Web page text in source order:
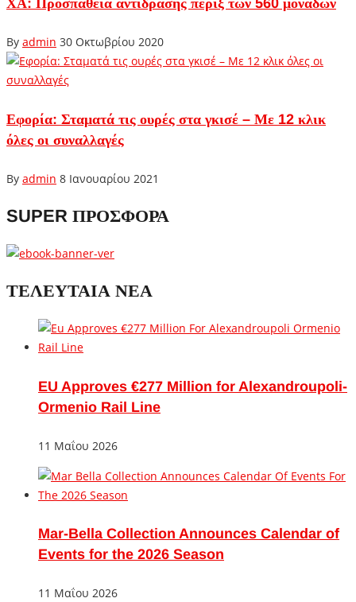
By admin 30 Οκτωβρίου 2020
Εφορία: Σταματά τις ουρές στα γκισέ – Με 12 κλικ
όλες οι συναλλαγές
By admin 8 Ιανουαρίου 2021
SUPER ΠΡΟΣΦΟΡΑ
ΤΕΛΕΥΤΑΙΑ ΝΕΑ
EU Approves €277 Million for Alexandroupoli-
Ormenio Rail Line
11 Μαΐου 2026
Mar-Bella Collection Announces Calendar of
Events for the 2026 Season
11 Μαΐου 2026